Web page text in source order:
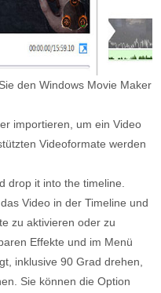
den Windows Movie Maker
importieren, um ein Video
Videoformate werden
drop it into the timeline.
Video in der Timeline und
zu aktivieren oder zu
Effekte und im Menü
inklusive 90 Grad drehen,
Sie können die Option